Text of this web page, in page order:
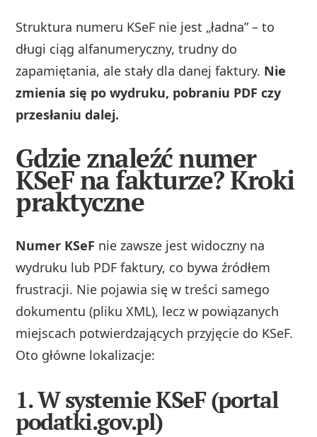
Struktura numeru KSeF nie jest „ładna” – to
długi ciąg alfanumeryczny, trudny do
zapamiętania, ale stały dla danej faktury. Nie
zmienia się po wydruku, pobraniu PDF czy
przesłaniu dalej.
Gdzie znaleźć numer
KSeF na fakturze? Kroki
praktyczne
Numer KSeF nie zawsze jest widoczny na
wydruku lub PDF faktury, co bywa źródłem
frustracji. Nie pojawia się w treści samego
dokumentu (pliku XML), lecz w powiązanych
miejscach potwierdzających przyjęcie do KSeF.
Oto główne lokalizacje:
1. W systemie KSeF (portal
podatki.gov.pl)